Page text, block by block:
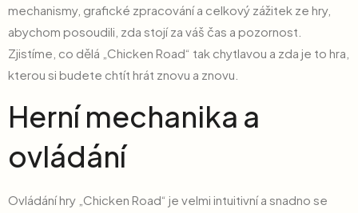
mechanismy, grafické zpracování a celkový zážitek ze hry,
abychom posoudili, zda stojí za váš čas a pozornost.
Zjistíme, co dělá „Chicken Road“ tak chytlavou a zda je to hra,
kterou si budete chtít hrát znovu a znovu.
Herní mechanika a
ovládání
Ovládání hry „Chicken Road“ je velmi intuitivní a snadno se